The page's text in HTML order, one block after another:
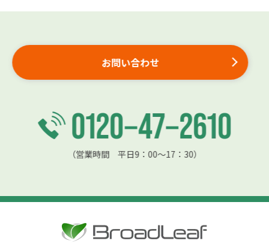
お問い合わせ
（営業時間 平日9：00〜17：30）